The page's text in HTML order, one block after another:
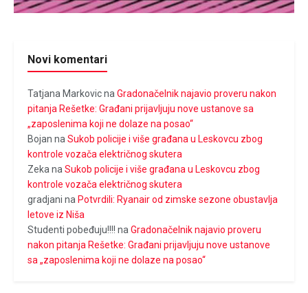
Novi komentari
Tatjana MarkovicnaGradonačelnik najavio proveru nakon
pitanja Rešetke: Građani prijavljuju nove ustanove sa
„zaposlenima koji ne dolaze na posao“
Bojan naSukob policije i više građana u Leskovcu zbog
kontrole vozača električnog skutera
ZekanaSukob policije i više građana u Leskovcu zbog
kontrole vozača električnog skutera
gradjani na Potvrdili: Ryanair od zimske sezone obustavlja
letove iz Niša
Studenti pobeđuju!!!! naGradonačelnik najavio proveru
nakon pitanja Rešetke: Građani prijavljuju nove ustanove
sa „zaposlenima koji ne dolaze na posao“